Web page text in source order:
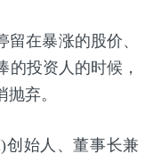
在暴涨的股价、
投资人的时候，
弃。
创始人、董事长兼